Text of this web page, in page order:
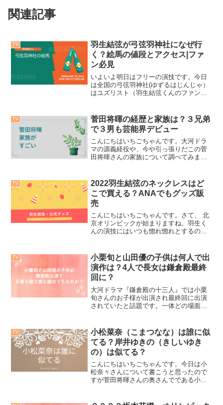
関連記事
TV
羽生結弦が弓弦羽神社になぜ行
く？絵馬の値段とアクセス|ファ
ン必見
いよいよ明日はフリーの演技です。今日
は全国の弓弦羽神社(ゆずるはじんじゃ）
はユズリスト（羽生結弦くんのファン）
神社のアクセス弓弦羽神社は神戸にある
勝利の神様関西のユヅリ...
TV
菅田将暉の経歴と家族は？３兄弟
で３男も芸能界デビュー
こんにちはいちごちゃんです。大河ドラ
マの源義経役や、今や引っ張りだこの菅
田将暉さんの家族について調べてみまし
この度は、弟さんがデビューされること
になりましたね。どんな教...
TV
2022羽生結弦のネックレスはど
こで買える？ANAでもグッズ販
売
こんにちはいちごちゃんです。さて、 北
京オリンピックが始まりますね。羽生く
んの演技にはいつも惚れ惚れとするので
誰が制作しているのか公式グッズはどこ
で売られてるの ANA...
TV
小栗旬と山田優の子供は何人で出
演作は？4人で長女は鎌倉殿最終
回に？
大河ドラマ『鎌倉殿の十三人』では小栗
旬さんのお子様が出演され最終回に出演
されていたと話題です。一体どの場面
さんについてそして４人のかわいいお子
様について、どの番組のどこ...
TV
小松菜奈（こまつなな）は誰に似
てる？岸井ゆきの（きしいゆき
の）は似てる？
こんにちはいちごちゃんです。今日は小
松奈々さんについて書こうと思ったので
すが菅田将暉さんの奥さんでである小松